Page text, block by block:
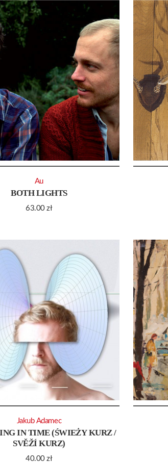
BOTH LIGHTS
63.00zł
Au
IN TIME (ŚWIEŻY KURZ /
SVĚŽÍ KURZ)
40.00zł
Jakub Adamec